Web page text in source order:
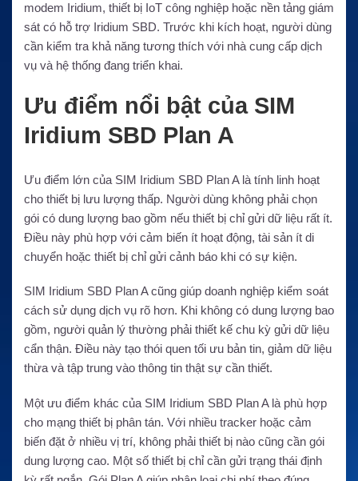
modem Iridium, thiết bị IoT công nghiệp hoặc nền tảng giám
sát có hỗ trợ Iridium SBD. Trước khi kích hoạt, người dùng
cần kiểm tra khả năng tương thích với nhà cung cấp dịch
vụ và hệ thống đang triển khai.
Ưu điểm nổi bật của SIM
Iridium SBD Plan A
Ưu điểm lớn của SIM Iridium SBD Plan A là tính linh hoạt
cho thiết bị lưu lượng thấp. Người dùng không phải chọn
gói có dung lượng bao gồm nếu thiết bị chỉ gửi dữ liệu rất ít.
Điều này phù hợp với cảm biến ít hoạt động, tài sản ít di
chuyển hoặc thiết bị chỉ gửi cảnh báo khi có sự kiện.
SIM Iridium SBD Plan A cũng giúp doanh nghiệp kiểm soát
cách sử dụng dịch vụ rõ hơn. Khi không có dung lượng bao
gồm, người quản lý thường phải thiết kế chu kỳ gửi dữ liệu
cẩn thận. Điều này tạo thói quen tối ưu bản tin, giảm dữ liệu
thừa và tập trung vào thông tin thật sự cần thiết.
Một ưu điểm khác của SIM Iridium SBD Plan A là phù hợp
cho mạng thiết bị phân tán. Với nhiều tracker hoặc cảm
biến đặt ở nhiều vị trí, không phải thiết bị nào cũng cần gói
dung lượng cao. Một số thiết bị chỉ cần gửi trạng thái định